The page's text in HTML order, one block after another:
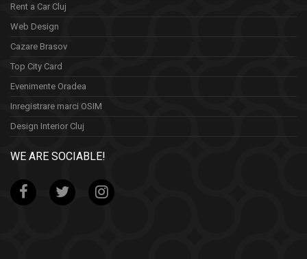
Rent a Car Cluj
Web Design
Cazare Brasov
Top City Card
Evenimente Oradea
Inregistrare marci OSIM
Design Interior Cluj
WE ARE SOCIABLE!